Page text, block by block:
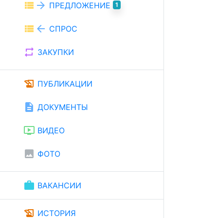
view_list arrow_forward ПРЕДЛОЖЕНИЕ 1
view_list arrow_back СПРОС
repeat ЗАКУПКИ
history_edu ПУБЛИКАЦИИ
description ДОКУМЕНТЫ
ondemand_video ВИДЕО
image ФОТО
work ВАКАНСИИ
history_edu ИСТОРИЯ